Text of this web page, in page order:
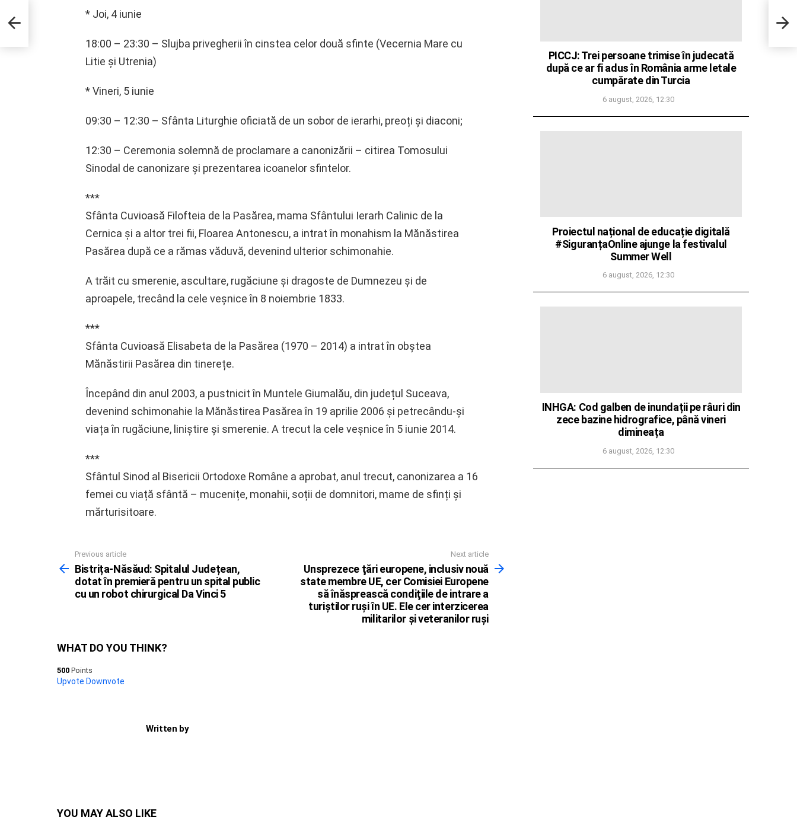
* Joi, 4 iunie
18:00 – 23:30 – Slujba privegherii în cinstea celor două sfinte (Vecernia Mare cu
Litie și Utrenia)
* Vineri, 5 iunie
09:30 – 12:30 – Sfânta Liturghie oficiată de un sobor de ierarhi, preoți și diaconi;
12:30 – Ceremonia solemnă de proclamare a canonizării – citirea Tomosului
Sinodal de canonizare și prezentarea icoanelor sfintelor.
***
Sfânta Cuvioasă Filofteia de la Pasărea, mama Sfântului Ierarh Calinic de la
Cernica și a altor trei fii, Floarea Antonescu, a intrat în monahism la Mănăstirea
Pasărea după ce a rămas văduvă, devenind ulterior schimonahie.
A trăit cu smerenie, ascultare, rugăciune și dragoste de Dumnezeu și de
aproapele, trecând la cele veșnice în 8 noiembrie 1833.
***
Sfânta Cuvioasă Elisabeta de la Pasărea (1970 – 2014) a intrat în obștea
Mănăstirii Pasărea din tinerețe.
Începând din anul 2003, a pustnicit în Muntele Giumalău, din județul Suceava,
devenind schimonahie la Mănăstirea Pasărea în 19 aprilie 2006 și petrecându-și
viața în rugăciune, liniștire și smerenie. A trecut la cele veșnice în 5 iunie 2014.
***
Sfântul Sinod al Bisericii Ortodoxe Române a aprobat, anul trecut, canonizarea a 16
femei cu viață sfântă – mucenițe, monahii, soții de domnitori, mame de sfinți și
mărturisitoare.
more
Previous article
Bistrița-Năsăud: Spitalul Județean,
dotat în premieră pentru un spital public
cu un robot chirurgical Da Vinci 5
Next article
Unsprezece ţări europene, inclusiv nouă
state membre UE, cer Comisiei Europene
să înăsprească condiţiile de intrare a
turiştilor ruşi în UE. Ele cer interzicerea
militarilor şi veteranilor ruşi
WHAT DO YOU THINK?
500 Points
Upvote Downvote
Written by
YOU MAY ALSO LIKE
să
PICCJ: Trei persoane trimise în judecată
după ce ar fi adus în România arme letale
cumpărate din Turcia
6 august, 2026, 12:30
Proiectul național de educație digitală
#SiguranțaOnline ajunge la festivalul
Summer Well
6 august, 2026, 12:30
INHGA: Cod galben de inundații pe râuri din
zece bazine hidrografice, până vineri
dimineața
6 august, 2026, 12:30